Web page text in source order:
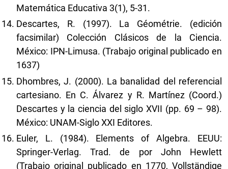
Matemática Educativa 3(1), 5-31.
Descartes, R. (1997). La Géométrie. (edición
facsimilar) Colección Clásicos de la Ciencia.
México: IPN-Limusa. (Trabajo original publicado en
1637)
Dhombres, J. (2000). La banalidad del referencial
cartesiano. En C. Álvarez y R. Martínez (Coord.)
Descartes y la ciencia del siglo XVII (pp. 69 – 98).
México: UNAM-Siglo XXI Editores.
Euler, L. (1984). Elements of Algebra. EEUU:
Springer-Verlag. Trad. de por John Hewlett
(Trabajo original publicado en 1770, Vollständige